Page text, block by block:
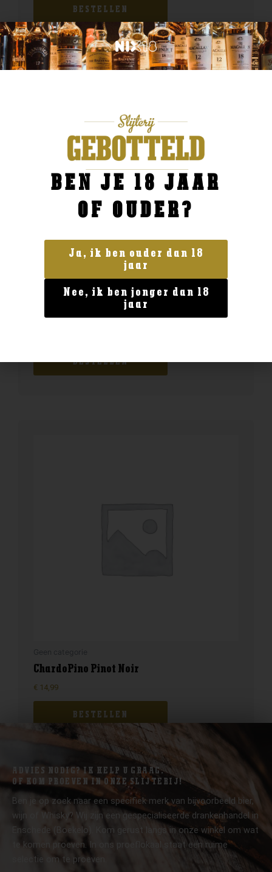
BESTELLEN
Geen categorie
Delamain Vesper XO
BESTELLEN
ChardoPino Pinot Noir
€ 14,99
BESTELLEN
ADVIES NODIG? IK HELP U GRAAG.
OF KOM PROEVEN IN ONZE SLIJTERIJ!
Ben je op zoek naar een specifiek merk van bijvoorbeeld bier,
wijn of Whisky? Wij zijn een gespecialiseerde drankenhandel in
Enschede (Boekelo). Kom gerust langs in onze winkel om wat
te komen proeven. In ons proeflokaal staat een ruime
selectie om te proeven.
BEN JE 18 JAAR
OF OUDER?
Ja, ik ben ouder dan 18
jaar
Nee, ik ben jonger dan 18
jaar